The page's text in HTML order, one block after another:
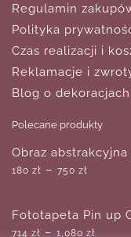
Regulamin
Polityka
Czas realizacji i
Reklamacje i
Blog o dekoracjach
Polecane produkty
Obraz
180 zł – 750 zł
Fototapeta Pin up
714 zł – 1,080 zł